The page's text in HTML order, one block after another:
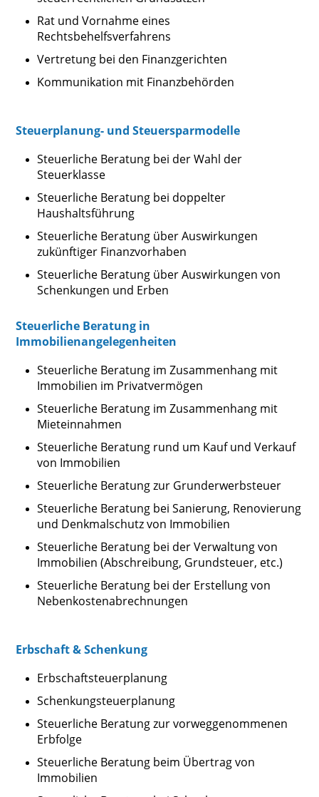
Rat und Vornahme eines
Rechtsbehelfsverfahrens
Vertretung bei den Finanzgerichten
Kommunikation mit Finanzbehörden
Steuerplanung- und Steuersparmodelle
Steuerliche Beratung bei der Wahl der
Steuerklasse
Steuerliche Beratung bei doppelter
Haushaltsführung
Steuerliche Beratung über Auswirkungen
zukünftiger Finanzvorhaben
Steuerliche Beratung über Auswirkungen von
Schenkungen und Erben
Steuerliche Beratung in
Immobilienangelegenheiten
Steuerliche Beratung im Zusammenhang mit
Immobilien im Privatvermögen
Steuerliche Beratung im Zusammenhang mit
Mieteinnahmen
Steuerliche Beratung rund um Kauf und Verkauf
von Immobilien
Steuerliche Beratung zur Grunderwerbsteuer
Steuerliche Beratung bei Sanierung, Renovierung
und Denkmalschutz von Immobilien
Steuerliche Beratung bei der Verwaltung von
Immobilien (Abschreibung, Grundsteuer, etc.)
Steuerliche Beratung bei der Erstellung von
Nebenkostenabrechnungen
Erbschaft & Schenkung
Erbschaftsteuerplanung
Schenkungsteuerplanung
Steuerliche Beratung zur vorweggenommenen
Erbfolge
Steuerliche Beratung beim Übertrag von
Immobilien